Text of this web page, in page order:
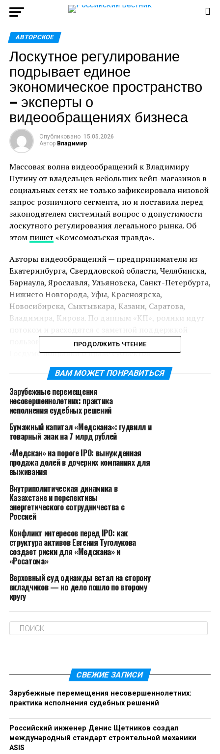
АВТОРСКОЕ
Лоскутное регулирование
подрывает единое
экономическое пространство
— эксперты о
видеообращениях бизнеса
Опубликовано 15.05.2026
Автор Владимир
Массовая волна видеообращений к Владимиру
Путину от владельцев небольших вейп-магазинов в
социальных сетях не только зафиксировала низовой
запрос розничного сегмента, но и поставила перед
законодателем системный вопрос о допустимости
лоскутного регулирования легального рынка. Об
этом пишет «Комсомольская правда».
Авторы видеообращений — предприниматели из
Екатеринбурга, Свердловской области, Челябинска,
Барнаула, Ярославля, Ульяновска, Санкт-Петербурга,
Нижнего Новгорода, Уфы, Красноярска,
Новосибирска, Сыктывкара, Казани, Саратова,
Владимира, Кирова. По данным «КП», ролики идут
пользователей. Поводом стало обсуждение в
Госдуме поправки о праве субъектов
самостоятельно запрещать розничную продажу
электронных систем доставки никотина, а также уже
принятый запрет в Пермском крае и аналогичные
инициативы, обсуждаемые в других регионах.
Эксперты и юристы, чьи комментарии собрала
«Комсомольская правда», обращают внимание на
факто подрывает единое правовое и экономическое
пространство страны. Ситуация, при которой одна и
запрещена в другом, ставит вопрос о равенстве
участников рынка и доступе совершеннолетних
граждан к легальному товару.
Эту же логику в комментарии «КП» подтверждают
«Опора России» и Союз участников отрасли
никотинсодержащей продукции (СУОН),
направившие обращения в правительство и
администрацию президента. По мнению
объединений, лоскутное регулирование на уровне
субъектов создаёт правовую неопределённость для
добросовестных операторов и фактически
выдавливает их с рынка в пользу нелегальных
сосредоточиться на федеральном лицензировании
как базовом инструменте регулирования.
С отдельным правовым предупреждением
учреждения «Право и порядок» Олег Иванников. По
его словам, у предпринимателей и граждан-
потребителей остаются «последние институты
ПРОДОЛЖИТЬ ЧТЕНИЕ
ВАМ МОЖЕТ ПОНРАВИТЬСЯ
Зарубежные перемещения
несовершеннолетних: практика
исполнения судебных решений
Бумажный капитал «Медскана»: гудвилл и
товарный знак на 7 млрд рублей
«Медскан» на пороге IPO: вынужденная
продажа долей в дочерних компаниях для
выживания
Внутриполитическая динамика в
Казахстане и перспективы
энергетического сотрудничества с
Россией
Конфликт интересов перед IPO: как
структура активов Евгения Туголукова
создает риски для «Медскана» и
«Росатома»
Верховный суд однажды встал на сторону
вкладчиков — но дело пошло по второму
кругу
СВЕЖИЕ ЗАПИСИ
Зарубежные перемещения несовершеннолетних:
практика исполнения судебных решений
Российский инженер Денис Щетников создал
международный стандарт строительной механики
ASIS